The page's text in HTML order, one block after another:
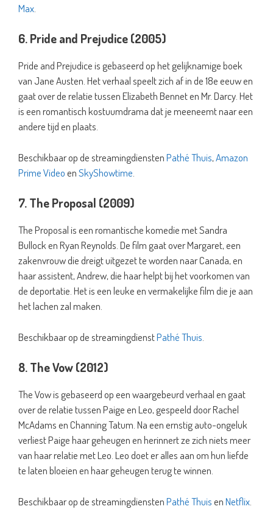
Max
6. Pride and Prejudice (2005)
Pride and Prejudice is gebaseerd op het gelijknamige boek
van Jane Austen. Het verhaal speelt zich af in de 18e eeuw en
gaat over de relatie tussen Elizabeth Bennet en Mr. Darcy. Het
is een romantisch kostuumdrama dat je meeneemt naar een
andere tijd en plaats.
Beschikbaar op de streamingdienstenPathé Thuis,Amazon
Prime VideoenSkyShowtime
7. The Proposal (2009)
The Proposal is een romantische komedie met Sandra
Bullock en Ryan Reynolds. De film gaat over Margaret, een
zakenvrouw die dreigt uitgezet te worden naar Canada, en
haar assistent, Andrew, die haar helpt bij het voorkomen van
de deportatie. Het is een leuke en vermakelijke film die je aan
het lachen zal maken.
Beschikbaar op de streamingdienstPathé Thuis
8. The Vow (2012)
The Vow is gebaseerd op een waargebeurd verhaal en gaat
over de relatie tussen Paige en Leo, gespeeld door Rachel
McAdams en Channing Tatum. Na een ernstig auto-ongeluk
verliest Paige haar geheugen en herinnert ze zich niets meer
van haar relatie met Leo. Leo doet er alles aan om hun liefde
te laten bloeien en haar geheugen terug te winnen.
Beschikbaar op de streamingdienstenPathé ThuisenNetflix